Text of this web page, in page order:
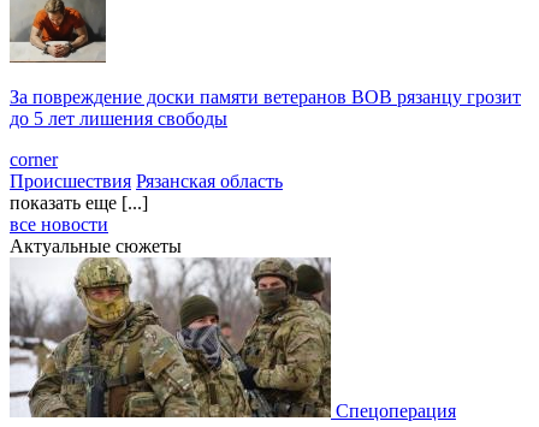
За повреждение доски памяти ветеранов ВОВ рязанцу грозит
до 5 лет лишения свободы
corner
Происшествия Рязанская область
показать еще [...]
все новости
Актуальные сюжеты
Спецоперация